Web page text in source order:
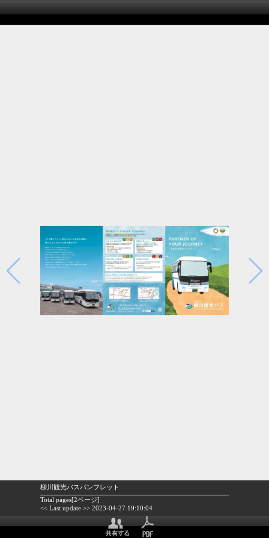
柳川観光バスパンフレット
Total pages[2ページ]
<< Last update >> 2023-04-27 19:10:04